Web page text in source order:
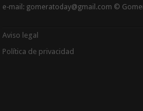
e-mail: gomeratoday@gmail.com ©
Aviso legal
Política de privacidad